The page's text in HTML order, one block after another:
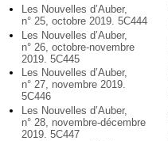
Les Nouvelles d’Auber,
n° 25, octobre 2019. 5C444
Les Nouvelles d’Auber,
n° 26, octobre-novembre
2019. 5C445
Les Nouvelles d’Auber,
n° 27, novembre 2019.
5C446
Les Nouvelles d’Auber,
n° 28, novembre-décembre
2019. 5C447